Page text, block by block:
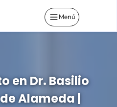
Menú
en Dr. Basilio
Alameda |